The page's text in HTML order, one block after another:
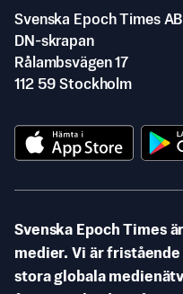
Svenska Epoch Times AB
DN-skrapan
Rålambsvägen 17
112 59 Stockholm
Svenska Epoch Times
medier. Vi är
stora globala